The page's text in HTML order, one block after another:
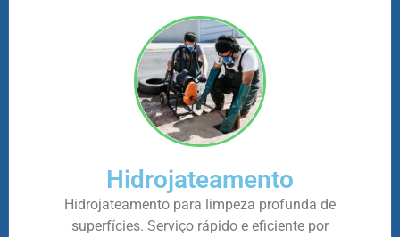
Hidrojateamento
Hidrojateamento para limpeza profunda de
superfícies. Serviço rápido e eficiente por